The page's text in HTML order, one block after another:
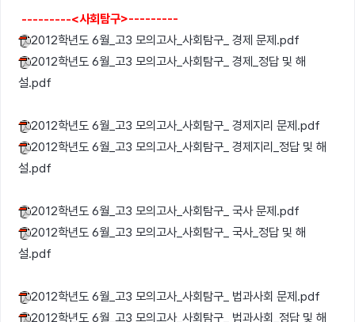
---------<사회탐구>---------
2012학년도 6월_고3 모의고사_사회탐구_ 경제 문제.pdf
2012학년도 6월_고3 모의고사_사회탐구_ 경제_정답 및 해
설.pdf
2012학년도 6월_고3 모의고사_사회탐구_ 경제지리 문제.pdf
2012학년도 6월_고3 모의고사_사회탐구_ 경제지리_정답 및 해
설.pdf
2012학년도 6월_고3 모의고사_사회탐구_ 국사 문제.pdf
2012학년도 6월_고3 모의고사_사회탐구_ 국사_정답 및 해
설.pdf
2012학년도 6월_고3 모의고사_사회탐구_ 법과사회 문제.pdf
2012학년도 6월_고3 모의고사_사회탐구_ 법과사회_정답 및 해